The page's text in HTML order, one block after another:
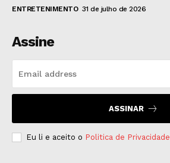
ENTRETENIMENTO 31 de julho de 2026
Assine
ASSINAR
Eu li e aceito o Politica de Privacidade